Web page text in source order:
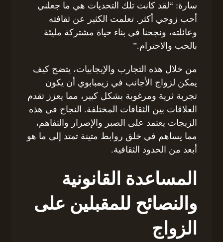
سارة: “لقد كانت تلك التحديات هي ما جعلني
أحب زوجي أكثر. تعلمت الكثير عن ثقافته
وعائلته، ونجحنا في بناء حياة مشتركة مليئة
بالحب والاحترام.”
من خلال هذه التجارب والإيجابيات، يتضح كيف
يمكن لزواج الأجانب في زيمبابوي أن يكون
تجربة ثرية ومرغوبة بشكل كبير، مما يعزز تقدم
العلاقات بين الثقافات المختلفة. النجاح في هذه
الزيجات يعتمد على الصبر والإصرار والتفاهم،
مما يساهم في خلق روابط متينة تمتد إلى ما هو
أبعد من الحدود الثقافية.
المساعدة القانونية
والنصائح للمقبلين على
الزواج